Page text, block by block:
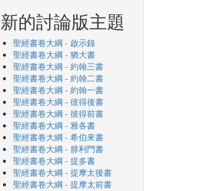
新的討論版主題
聖經書卷大綱 - 啟示錄
聖經書卷大綱 - 猶大書
聖經書卷大綱 - 約翰三書
聖經書卷大綱 - 約翰二書
聖經書卷大綱 - 約翰一書
聖經書卷大綱 - 彼得後書
聖經書卷大綱 - 彼得前書
聖經書卷大綱 - 雅各書
聖經書卷大綱 - 希伯來書
聖經書卷大綱 - 腓利門書
聖經書卷大綱 - 提多書
聖經書卷大綱 - 提摩太後書
聖經書卷大綱 - 提摩太前書